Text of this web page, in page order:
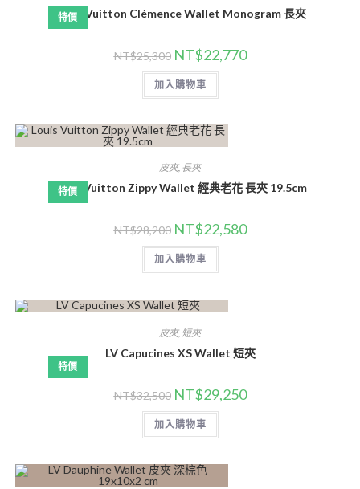
特價
Louis Vuitton Clémence Wallet Monogram 長夾
NT$25,300 NT$22,770
加入購物車
特價
皮夾, 長夾
Louis Vuitton Zippy Wallet 經典老花 長夾 19.5cm
NT$28,200 NT$22,580
加入購物車
特價
皮夾, 短夾
LV Capucines XS Wallet 短夾
NT$32,500 NT$29,250
加入購物車